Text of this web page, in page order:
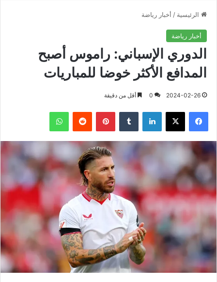
الرئيسية / أخبار رياضة
أخبار رياضة
الدوري الإسباني: راموس أصبح
المدافع الأكثر خوضا للمباريات
2024-02-26
0 أقل من دقيقة
فيسبوك X لينكدإن بينتيريست واتساب